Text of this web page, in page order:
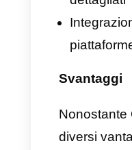
Olark
La chat